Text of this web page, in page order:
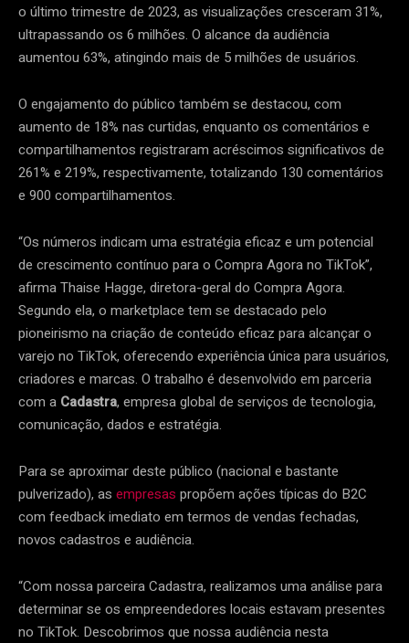
o último trimestre de 2023, as visualizações cresceram 31%,
ultrapassando os 6 milhões. O alcance da audiência
aumentou 63%, atingindo mais de 5 milhões de usuários.
O engajamento do público também se destacou, com
aumento de 18% nas curtidas, enquanto os comentários e
compartilhamentos registraram acréscimos significativos de
261% e 219%, respectivamente, totalizando 130 comentários
e 900 compartilhamentos.
“Os números indicam uma estratégia eficaz e um potencial
de crescimento contínuo para o Compra Agora no TikTok”,
afirma Thaise Hagge, diretora-geral do Compra Agora.
Segundo ela, o marketplace tem se destacado pelo
pioneirismo na criação de conteúdo eficaz para alcançar o
varejo no TikTok, oferecendo experiência única para usuários,
criadores e marcas. O trabalho é desenvolvido em parceria
com a Cadastra, empresa global de serviços de tecnologia,
comunicação, dados e estratégia.
Para se aproximar deste público (nacional e bastante
pulverizado), as empresas propõem ações típicas do B2C
com feedback imediato em termos de vendas fechadas,
novos cadastros e audiência.
“Com nossa parceira Cadastra, realizamos uma análise para
determinar se os empreendedores locais estavam presentes
no TikTok. Descobrimos que nossa audiência nesta